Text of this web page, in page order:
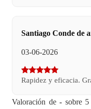
Santiago Conde de
03-06-2026
Rapidez y eficacia.
Valoración de - sobre